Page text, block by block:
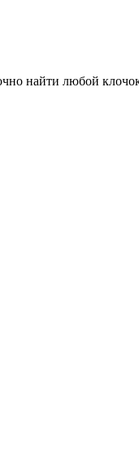
найти любой